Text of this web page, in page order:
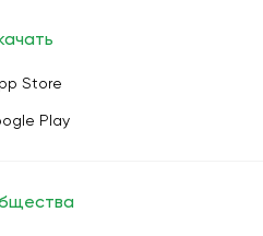
Store
Play